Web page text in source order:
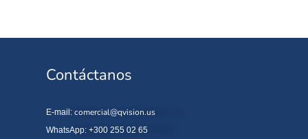
Contáctanos
E-mail: comercial@qvision.us
WhatsApp: +300 255 02 65